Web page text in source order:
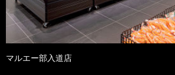
マルエー部入道店